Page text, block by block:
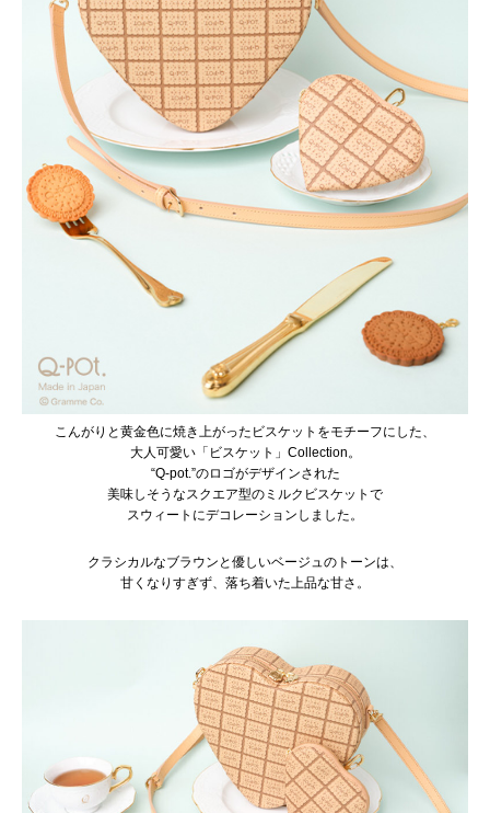
こんがりと黄金色に焼き上がったビスケットをモチーフにした、
大人可愛い「ビスケット」Collection。
“Q-pot.”のロゴがデザインされた
美味しそうなスクエア型のミルクビスケットで
スウィートにデコレーションしました。
クラシカルなブラウンと優しいベージュのトーンは、
甘くなりすぎず、落ち着いた上品な甘さ。